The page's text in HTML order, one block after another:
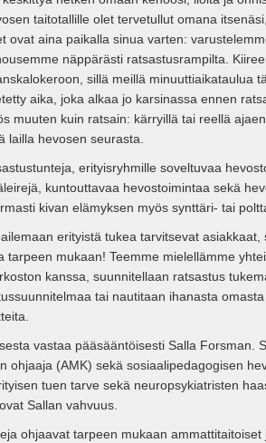
taitotallille olet tervetullut omana
ovat aina paikalla sinua varten:
näppärästi ratsastusrampilta.
sillä meillä minuuttiaikataulua
aika, joka alkaa jo karsinassa ennen
muuten kuin ratsain: kärryillä tai reellä
lailla hevosen seurasta.
erityisryhmille soveltuvaa
kuntouttavaa hevostoimintaa sekä
kivan elämyksen myös synttäri- tai
erityistä tukea tarvitsevat asiakkaat,
tarpeen mukaan! Teemme mielellämme
kanssa, suunnitellaan ratsastus
tai nautitaan ihanasta
vastaa pääsääntöisesti Salla Forsman.
ohjaaja (AMK) sekä sosiaalipedagogisen
tuen tarve sekä neuropsykiatristen
Sallan vahvuus.
ohjaavat tarpeen mukaan ammattitaitoiset